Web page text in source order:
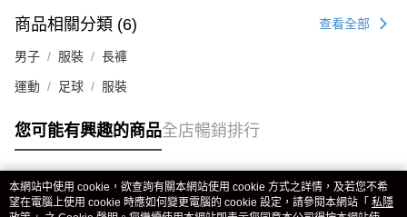
商品相關分類 (6) 查看全部
男子 服裝 長褲
運動 足球 服裝
您可能有興趣的商品全店暢銷排行
熱門標籤
本網站中使用 cookie，欲查詢有關本網站使用 cookie 方式之詳情，及若您不希
望在電腦上使用 cookie 時應如何變更電腦的 cookie 設定，請參閱本網站「 私隱